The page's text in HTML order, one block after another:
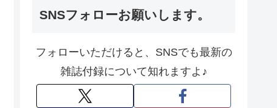
SNSフォローお願いします。
フォローいただけると、SNSでも最新の
雑誌付録について知れますよ♪